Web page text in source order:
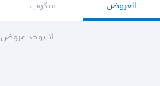
العروض سكوب
لا يوجد عروض